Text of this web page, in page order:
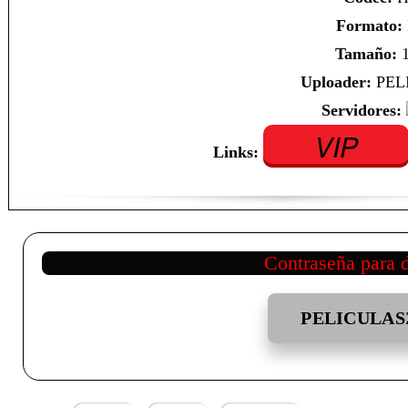
Formato:
Tamaño:
Uploader:
Servidores:
Links: VIP
Contraseña para